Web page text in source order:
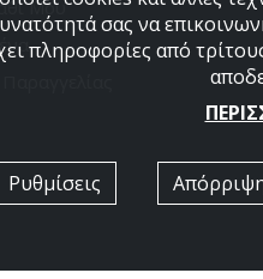
Μου
σας να
πληροφορίες από
Ρυθμίσεις